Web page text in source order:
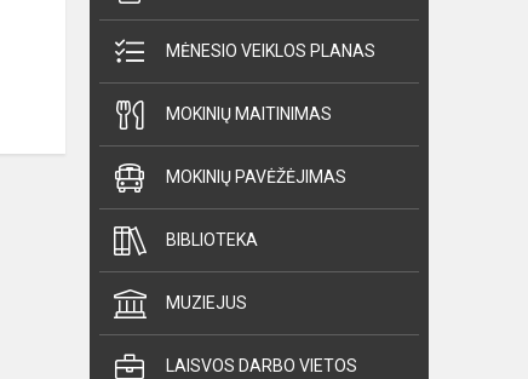
MĖNESIO VEIKLOS PLANAS
MOKINIŲ MAITINIMAS
MOKINIŲ PAVĖŽĖJIMAS
BIBLIOTEKA
MUZIEJUS
LAISVOS DARBO VIETOS